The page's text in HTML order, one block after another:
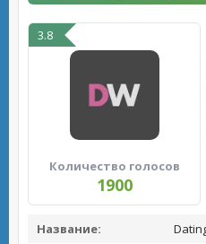
3.8
Количество голосов
1900
Название: